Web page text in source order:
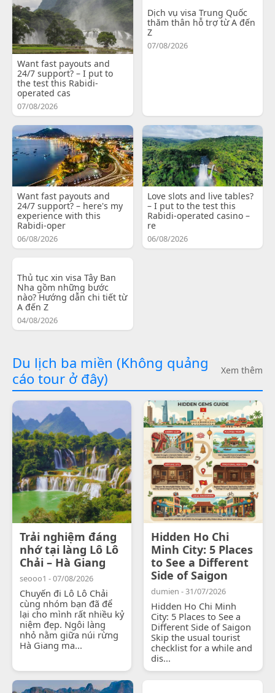
Want fast payouts and
24/7 support? – I put to
the test this Rabidi-
operated cas
07/08/2026
Dịch vụ visa Trung Quốc
thăm thân hỗ trợ từ A đến
Z
07/08/2026
Want fast payouts and
24/7 support? – here's my
experience with this
Rabidi-oper
06/08/2026
Love slots and live tables?
– I put to the test this
Rabidi-operated casino –
re
06/08/2026
Thủ tục xin visa Tây Ban
Nha gồm những bước
nào? Hướng dẫn chi tiết từ
A đến Z
04/08/2026
Du lịch ba miền (Không quảng
cáo tour ở đây)
Xem thêm
Trải nghiệm đáng
nhớ tại làng Lô Lô
Chải – Hà Giang
seooo1 - 07/08/2026
Chuyến đi Lô Lô Chải
cùng nhóm bạn đã để
lại cho mình rất nhiều kỷ
niệm đẹp. Ngôi làng
nhỏ nằm giữa núi rừng
Hà Giang ma...
Hidden Ho Chi
Minh City: 5 Places
to See a Different
Side of Saigon
dumien - 31/07/2026
Hidden Ho Chi Minh
City: 5 Places to See a
Different Side of Saigon
Skip the usual tourist
checklist for a while and
dis...